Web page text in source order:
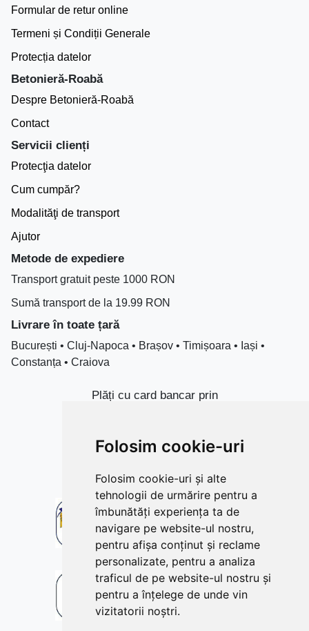
Folosim cookie-uri
Folosim cookie-uri și alte
tehnologii de urmărire pentru a
îmbunătăți experiența ta de
navigare pe website-ul nostru,
pentru afișa conținut și reclame
personalizate, pentru a analiza
traficul de pe website-ul nostru și
pentru a înțelege de unde vin
vizitatorii noștri.
Formular de retur online
Termeni și Condiții Generale
Protecția datelor
Betonieră-Roabă
Despre Betonieră-Roabă
Contact
Servicii clienți
Protecţia datelor
Cum cumpăr?
Modalităţi de transport
Ajutor
Metode de expediere
Transport gratuit peste 1000 RON
Sumă transport de la 19.99 RON
Livrare în toate țară
București • Cluj-Napoca • Brașov • Timișoara • Iași •
Constanța • Craiova
Plăți cu card bancar prin